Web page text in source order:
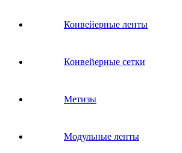
Конвейерные ленты
Конвейерные сетки
Метизы
Модульные ленты